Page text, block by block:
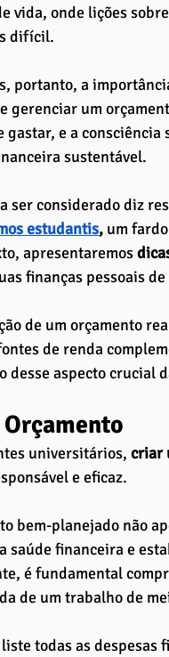
vida, onde lições
difícil.
portanto, a
gerenciar um
gastar, e a
sustentável.
ser considerado diz
estudantis, um
apresentaremos
finanças pessoais
de um orçamento
de renda
desse aspecto crucial
universitários, criar
e eficaz.
bem-planejado não
saúde financeira e
é fundamental
de um trabalho de
todas as despesas